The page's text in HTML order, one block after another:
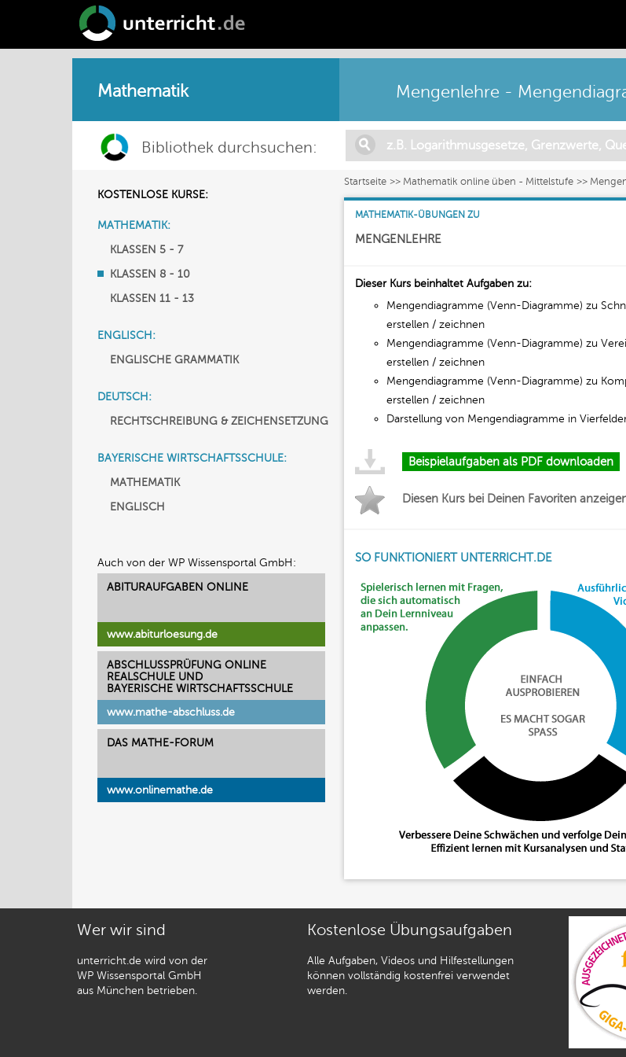
Mathematik Mengenlehre -
Bibliothek durchsuchen:
Startseite Mathematik online üben - Mittelstufe
MATHEMATIK-ÜBUNGEN ZU
MENGENLEHRE
Dieser Kurs beinhaltet Aufgaben zu:
Mengendiagramme (Venn-Diagramme) zu
erstellen / zeichnen
Mengendiagramme (Venn-Diagramme) zu
erstellen / zeichnen
Mengendiagramme (Venn-Diagramme) zu
erstellen / zeichnen
Darstellung von Mengendiagramme in
Beispielaufgaben als PDF downloaden
Diesen Kurs bei Deinen Favoriten
SO FUNKTIONIERT UNTERRICHT.DE
KOSTENLOSE KURSE:
MATHEMATIK:
KLASSEN 5 - 7
KLASSEN 8 - 10
KLASSEN 11 - 13
ENGLISCH:
ENGLISCHE GRAMMATIK
DEUTSCH:
RECHTSCHREIBUNG & ZEICHENSETZUNG
BAYERISCHE WIRTSCHAFTSSCHULE:
MATHEMATIK
ENGLISCH
Auch von der WP Wissensportal GmbH:
ABITURAUFGABEN ONLINE
www.abiturloesung.de
ABSCHLUSSPRÜFUNG ONLINE
REALSCHULE UND
BAYERISCHE WIRTSCHAFTSSCHULE
www.mathe-abschluss.de
DAS MATHE-FORUM
www.onlinemathe.de
Wer wir sind
unterricht.de wird von der
WP Wissensportal GmbH
aus München betrieben.
Kostenlose Übungsaufgaben
Alle Aufgaben, Videos und Hilfestellungen
können vollständig kostenfrei verwendet
werden.